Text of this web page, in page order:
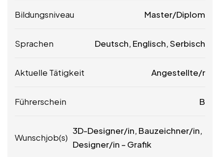
Bildungsniveau Master/Diplom
Sprachen Deutsch, Englisch, Serbisch
Aktuelle Tätigkeit Angestellte/r
Führerschein B
Wunschjob(s)
3D-Designer/in, Bauzeichner/in,
Designer/in – Grafik